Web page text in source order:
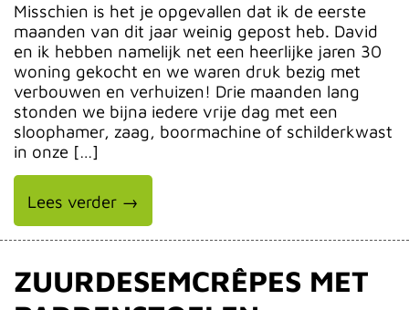
Misschien is het je opgevallen dat ik de eerste
maanden van dit jaar weinig gepost heb. David
en ik hebben namelijk net een heerlijke jaren 30
woning gekocht en we waren druk bezig met
verbouwen en verhuizen! Drie maanden lang
stonden we bijna iedere vrije dag met een
sloophamer, zaag, boormachine of schilderkwast
in onze […]
Lees verder →
ZUURDESEMCRÊPES MET